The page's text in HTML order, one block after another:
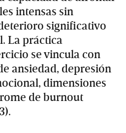
intensas sin
significativo
La práctica
se vincula con
ansiedad, depresión
dimensiones
de burnout